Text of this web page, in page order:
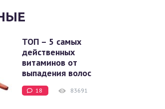
ТОП – 5 самых
действенных
витаминов от
выпадения волос
18 83691